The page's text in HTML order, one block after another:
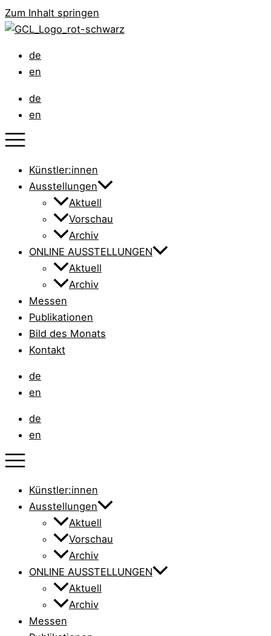
Zum Inhalt springen
de
en
de
en
Künstler:innen
Ausstellungen
Aktuell
Vorschau
Archiv
ONLINE AUSSTELLUNGEN
Aktuell
Archiv
Messen
Publikationen
Bild des Monats
Kontakt
de
en
de
en
Künstler:innen
Ausstellungen
Aktuell
Vorschau
Archiv
ONLINE AUSSTELLUNGEN
Aktuell
Archiv
Messen